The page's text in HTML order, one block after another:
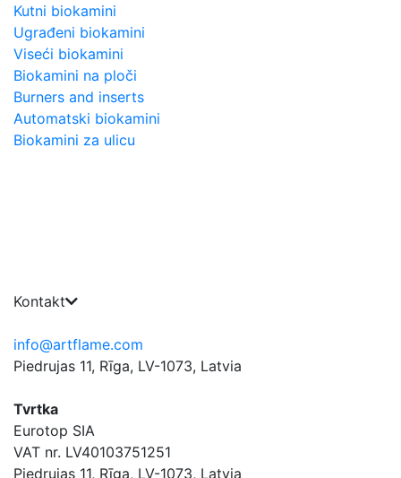
Kutni biokamini
Ugrađeni biokamini
Viseći biokamini
Biokamini na ploči
Burners and inserts
Automatski biokamini
Biokamini za ulicu
Kontakt
info@artflame.com
Piedrujas 11, Rīga, LV-1073, Latvia
Tvrtka
Eurotop SIA
VAT nr. LV40103751251
Piedrujas 11, Rīga, LV-1073, Latvia